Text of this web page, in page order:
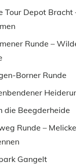
Tour Depot Bracht
Runde –
Borner Runde
die Beegderheide
Runde –
Gangelt